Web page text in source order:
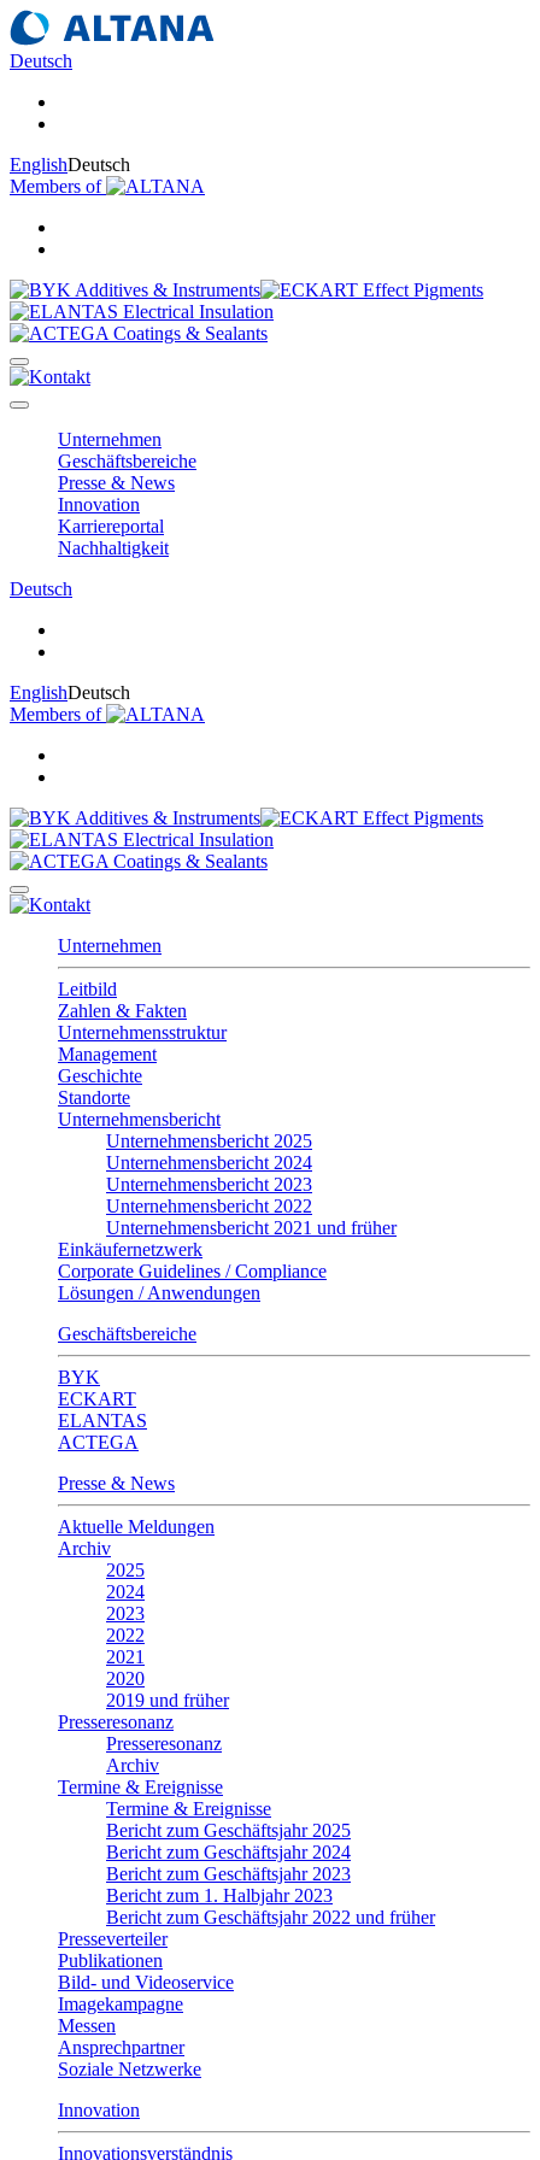
Deutsch
EnglishDeutsch
Members of
Unternehmen
Geschäftsbereiche
Presse & News
Innovation
Karriereportal
Nachhaltigkeit
Deutsch
EnglishDeutsch
Members of
Unternehmen
Leitbild
Zahlen & Fakten
Unternehmensstruktur
Management
Geschichte
Standorte
Unternehmensbericht
Unternehmensbericht 2025
Unternehmensbericht 2024
Unternehmensbericht 2023
Unternehmensbericht 2022
Unternehmensbericht 2021 und früher
Einkäufernetzwerk
Corporate Guidelines / Compliance
Lösungen / Anwendungen
Geschäftsbereiche
BYK
ECKART
ELANTAS
ACTEGA
Presse & News
Aktuelle Meldungen
Archiv
2025
2024
2023
2022
2021
2020
2019 und früher
Presseresonanz
Presseresonanz
Archiv
Termine & Ereignisse
Termine & Ereignisse
Bericht zum Geschäftsjahr 2025
Bericht zum Geschäftsjahr 2024
Bericht zum Geschäftsjahr 2023
Bericht zum 1. Halbjahr 2023
Bericht zum Geschäftsjahr 2022 und früher
Presseverteiler
Publikationen
Bild- und Videoservice
Imagekampagne
Messen
Ansprechpartner
Soziale Netzwerke
Innovation
Innovationsverständnis